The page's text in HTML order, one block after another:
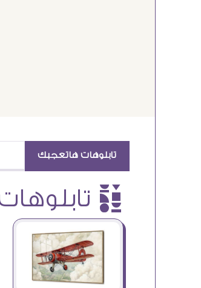
تابلوهات هاتعجبك
è تابلوهات